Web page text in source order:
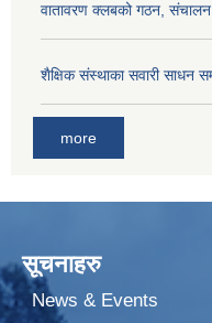
वातावरण क्लबको गठन, संचालन
शैक्षिक संस्थाका सवारी साधन
more
सूचनाहरु
News & Events